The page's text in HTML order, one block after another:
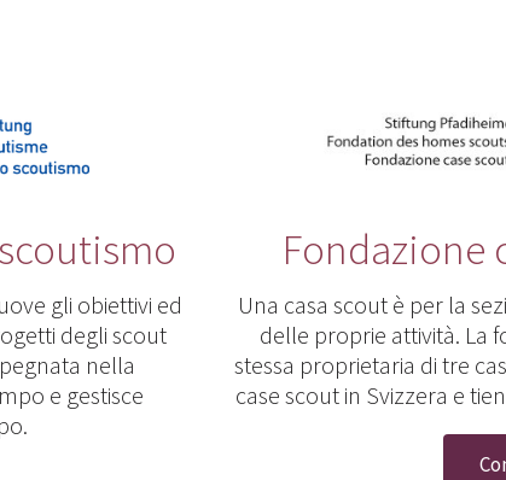
gli obiettivi ed
degli scout
nella
e gestisce
Fondazione
Una casa scout è per la
delle proprie attività. La
stessa proprietaria di tre
case scout in Svizzera e